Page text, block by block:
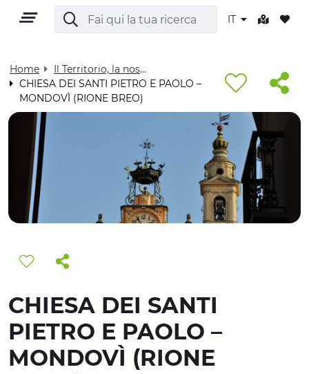
IT
TERRITORIO
CULTURA
NATURA E BENESSERE
ESPERIENZE
EVENTI
Home
Il Territorio, la nostra casa - Visit Cuneese
CHIESA DEI SANTI PIETRO E PAOLO –
MONDOVÌ (RIONE BREO)
CHIESA DEI SANTI
PIETRO E PAOLO –
MONDOVÌ (RIONE